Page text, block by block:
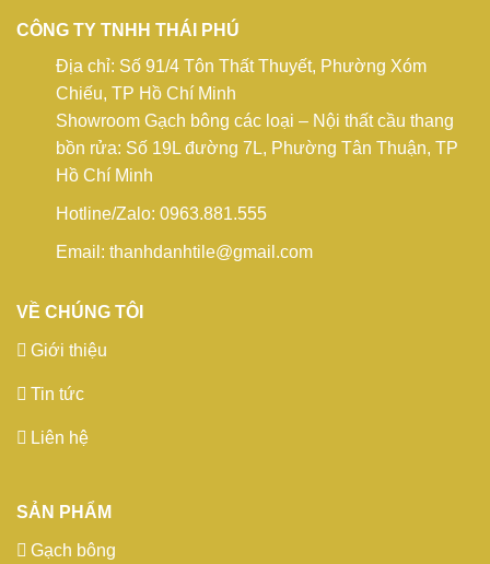
CÔNG TY TNHH THÁI PHÚ
Địa chỉ: Số 91/4 Tôn Thất Thuyết, Phường Xóm
Chiếu, TP Hồ Chí Minh
Showroom Gạch bông các loại – Nội thất cầu thang
bồn rửa: Số 19L đường 7L, Phường Tân Thuận, TP
Hồ Chí Minh
Hotline/Zalo: 0963.881.555
Email: thanhdanhtile@gmail.com
VỀ CHÚNG TÔI
Giới thiệu
Tin tức
Liên hệ
SẢN PHẨM
Gạch bông